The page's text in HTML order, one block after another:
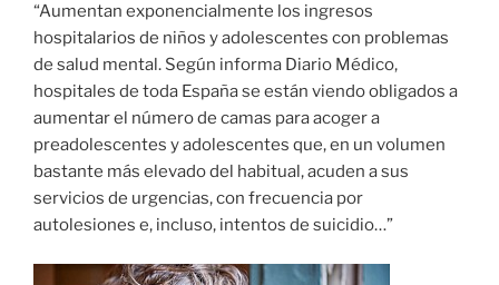
“Aumentan exponencialmente los ingresos
hospitalarios de niños y adolescentes con problemas
de salud mental. Según informa Diario Médico,
hospitales de toda España se están viendo obligados a
aumentar el número de camas para acoger a
preadolescentes y adolescentes que, en un volumen
bastante más elevado del habitual, acuden a sus
servicios de urgencias, con frecuencia por
autolesiones e, incluso, intentos de suicidio…”